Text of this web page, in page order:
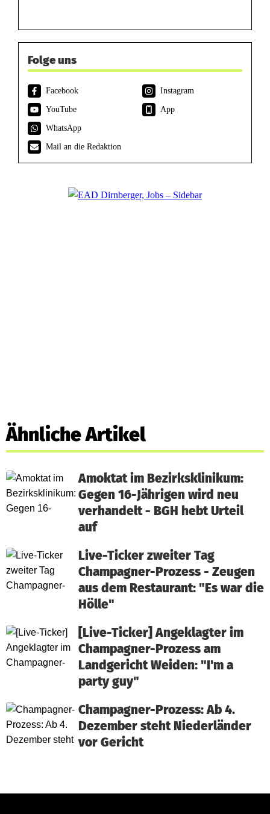
Folge uns
Facebook
Instagram
YouTube
App
WhatsApp
Mail an die Redaktion
Ähnliche Artikel
Amoktat im Bezirksklinikum:
Gegen 16-Jährigen wird neu
verhandelt - BGH hebt Urteil
auf
Live-Ticker zweiter Tag
Champagner-Prozess - Zeugen
aus dem Restaurant: "Es war die
Hölle"
[Live-Ticker] Angeklagter im
Champagner-Prozess am
Landgericht Weiden: "I'm a
party guy"
Champagner-Prozess: Ab 4.
Dezember steht Niederländer
vor Gericht